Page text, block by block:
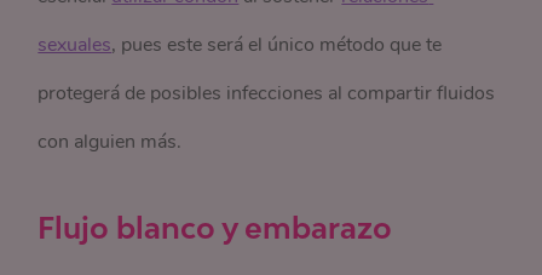
sexuales, pues este será el único método que te
protegerá de posibles infecciones al compartir fluidos
con alguien más.
Flujo blanco y embarazo